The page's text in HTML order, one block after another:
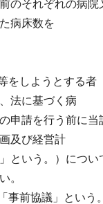
のそれぞれの病
病床数を
をしようとする者
法に基づく病
申請を行う前に
及び経営計
という。）につい
。
事前協議」という